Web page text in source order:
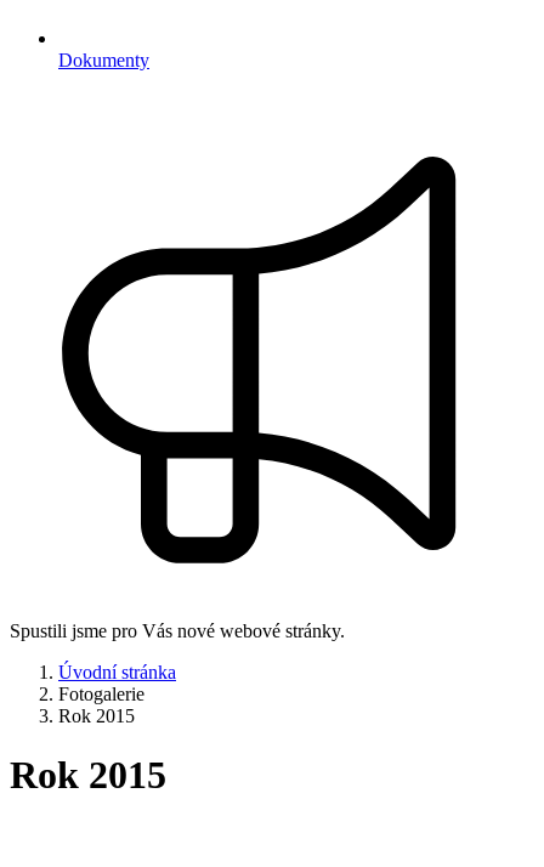
Dokumenty
Spustili jsme pro Vás nové webové stránky.
Úvodní stránka
Fotogalerie
Rok 2015
Rok 2015